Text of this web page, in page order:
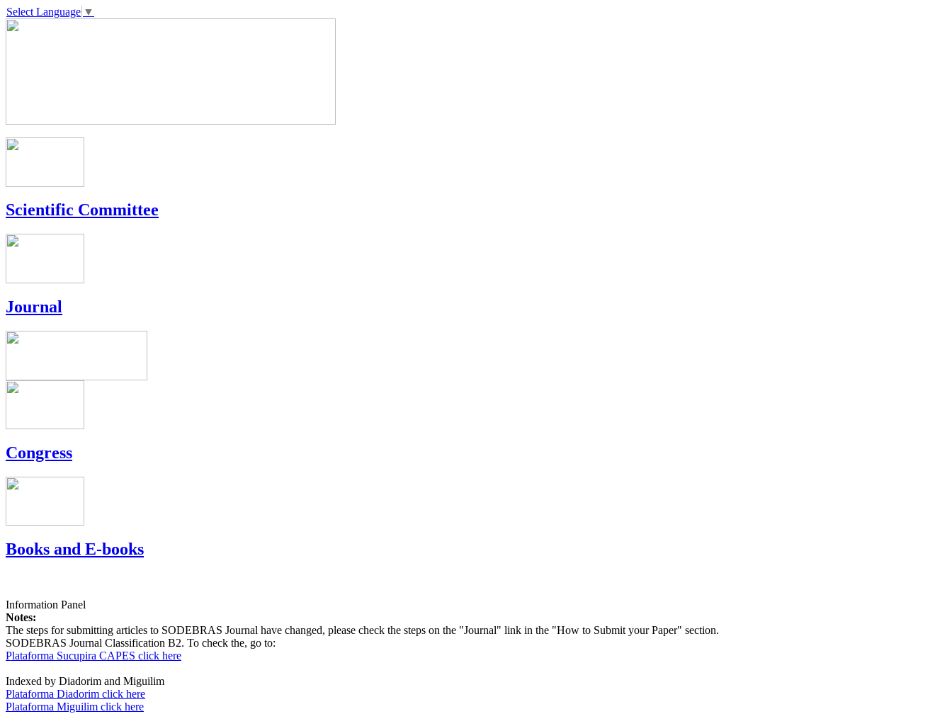
Select Language ▼
Scientific Committee
Journal
Congress
Books and E-books
Information Panel
Notes:
The steps for submitting articles to SODEBRAS Journal have changed, please check the steps on the "Journal" link in the "How to Submit your Paper" section.
SODEBRAS Journal Classification B2. To check the, go to:
Plataforma Sucupira CAPES click here
Indexed by Diadorim and Miguilim
Plataforma Diadorim click here
Plataforma Miguilim click here